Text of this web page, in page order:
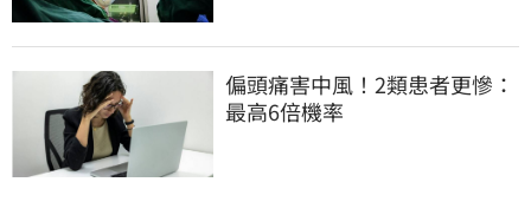
偏頭痛害中風！2類患者更慘：
最高6倍機率